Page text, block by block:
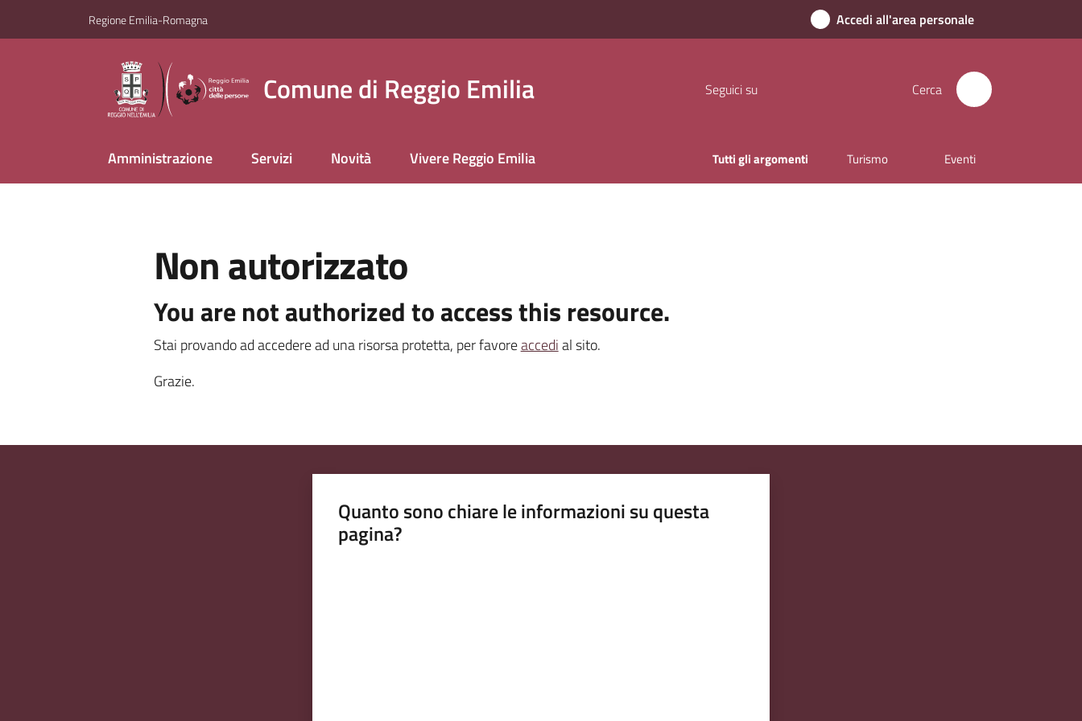
Regione Emilia-Romagna Accedi all'area personale
Comune di Reggio Emilia Seguici su Cerca
Amministrazione Servizi Novità Vivere Reggio Emilia Tutti gli argomenti Turismo Eventi
Non autorizzato
You are not authorized to access this resource.
Stai provando ad accedere ad una risorsa protetta, per favoreaccedial sito.
Grazie.
Quanto sono chiare le informazioni su questa
pagina?